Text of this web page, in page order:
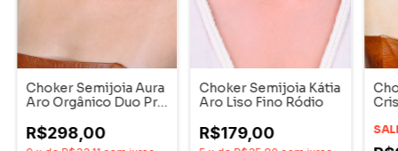
Choker Semijoia Aura
Aro Orgânico Duo Pri
R$298,00
Choker Semijoia Kátia
Aro Liso Fino Ródio
R$179,00